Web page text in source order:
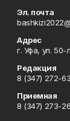
Эл. почта
Адрес
г. Уфа, ул. 50-
Редакция
8 (347) 272-
Приемная
8 (347) 273-